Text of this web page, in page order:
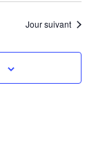
Jour suivant